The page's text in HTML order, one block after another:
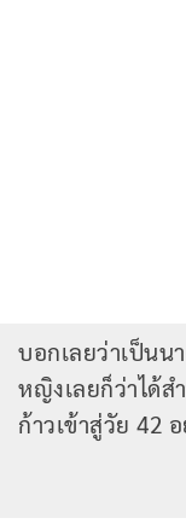
บอกเลยว่าเป็นน
หญิงเลยก็ว่าได้ส
ก้าวเข้าสู่วัย 42